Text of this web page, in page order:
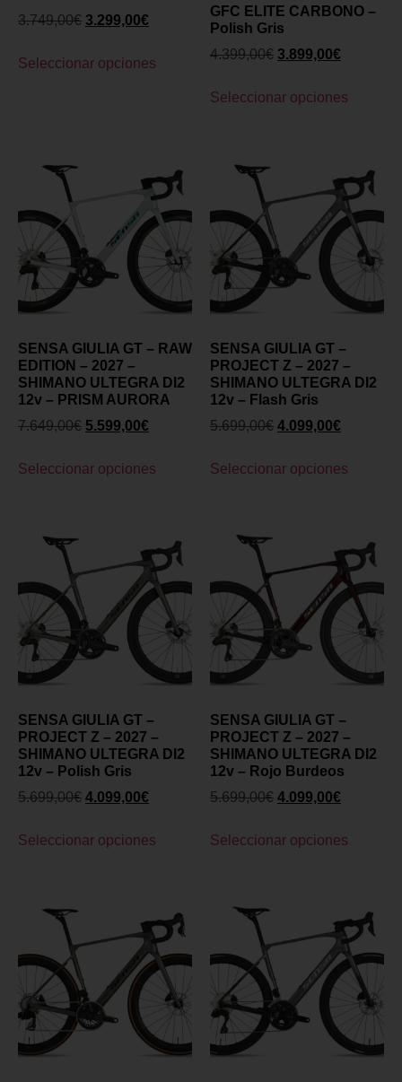
3.749,00€ 3.299,00€
Seleccionar opciones
GFC ELITE CARBONO –
Polish Gris
4.399,00€ 3.899,00€
Seleccionar opciones
SENSA GIULIA GT – RAW
EDITION – 2027 –
SHIMANO ULTEGRA DI2
12v – PRISM AURORA
7.649,00€ 5.599,00€
Seleccionar opciones
SENSA GIULIA GT –
PROJECT Z – 2027 –
SHIMANO ULTEGRA DI2
12v – Flash Gris
5.699,00€ 4.099,00€
Seleccionar opciones
SENSA GIULIA GT –
PROJECT Z – 2027 –
SHIMANO ULTEGRA DI2
12v – Polish Gris
5.699,00€ 4.099,00€
Seleccionar opciones
SENSA GIULIA GT –
PROJECT Z – 2027 –
SHIMANO ULTEGRA DI2
12v – Rojo Burdeos
5.699,00€ 4.099,00€
Seleccionar opciones